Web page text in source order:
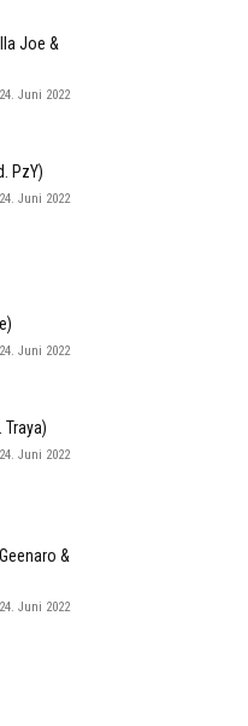
Joe &
24. Juni 2022
PzY)
24. Juni 2022
24. Juni 2022
Traya)
24. Juni 2022
&
24. Juni 2022